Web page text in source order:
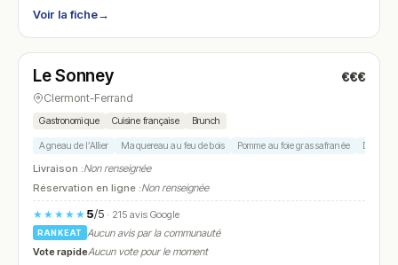
Voir la fiche→
N° 12
Le Sonney €€€
Clermont-Ferrand
Gastronomique Cuisine française Brunch
Agneau de l’Allier Maquereau au feu de bois Pomme au foie gras safranée Dessert
Livraison :Non renseignée
Réservation en ligne :Non renseignée
★★★★★ 5/5· 215 avis Google
RANKEAT
Aucun avis par la communauté
Vote rapideAucun vote pour le moment